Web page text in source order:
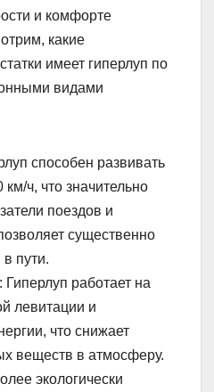
и комфорте
какие
имеет гиперлуп по
видами
способен развивать
км/ч, что значительно
поездов и
существенно
пути.
: Гиперлуп работает на
левитации и
что снижает
веществ в атмосферу.
экологически